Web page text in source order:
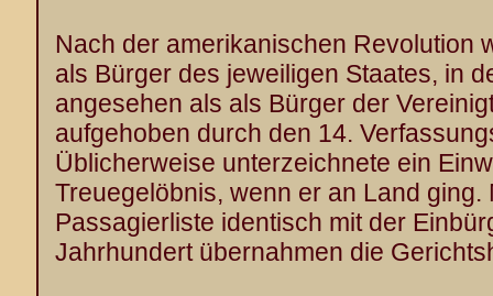
Nach der amerikanischen Revolution
als Bürger des jeweiligen Staates, in
angesehen als als Bürger der
aufgehoben durch den 14.
Üblicherweise unterzeichnete ein
Treuegelöbnis, wenn er an Land ging.
Passagierliste identisch mit der
Jahrhundert übernahmen die